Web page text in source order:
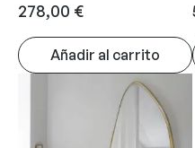
278,00 €
Añadir al carrito